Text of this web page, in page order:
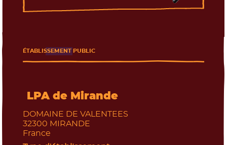
LPA de Mirande
ÉTABLISSEMENT PUBLIC
DOMAINE DE VALENTEES
32300 MIRANDE
France